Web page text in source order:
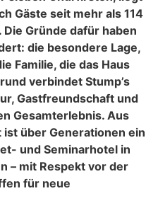
Gäste seit mehr als 114
Die Gründe dafür haben
die besondere Lage,
Familie, die das Haus
verbindet Stump’s
Gastfreundschaft und
Gesamterlebnis. Aus
über Generationen ein
und Seminarhotel in
– mit Respekt vor der
für neue